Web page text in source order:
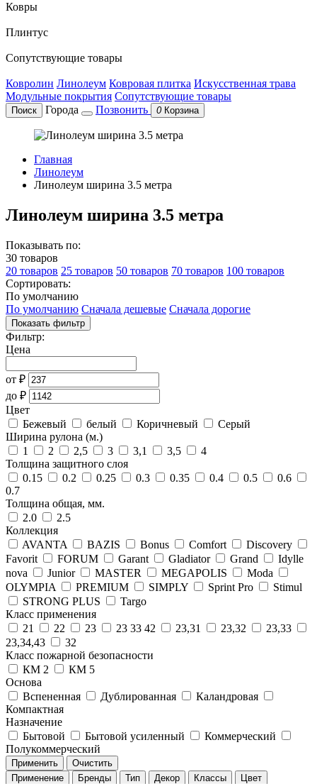
Ковры
Плинтус
Сопутствующие товары
Ковролин Линолеум Ковровая плитка Искусственная трава
Модульные покрытия Сопутствующие товары
Поиск Города Позвонить 0 Корзина
Главная
Линолеум
Линолеум ширина 3.5 метра
Линолеум ширина 3.5 метра
Показывать по:
30 товаров
20 товаров 25 товаров 50 товаров 70 товаров 100 товаров
Сортировать:
По умолчанию
По умолчанию Сначала дешевые Сначала дорогие
Показать фильтр
Фильтр:
Цена
от ₽
до ₽
Цвет
Бежевый
белый Коричневый
Серый
Ширина рулона (м.)
1
2 2,5 3 3,1 3,5
4
Толщина защитного слоя
0.15
0.2 0.25 0.3 0.35 0.4 0.5
0.6
0.7
Толщина общая, мм.
2.0
2.5
Коллекция
AVANTA
BAZIS Bonus Comfort
Discovery
Favorit
FORUM Garant Gladiator Grand
Idylle
nova
Junior MASTER MEGAPOLIS
Moda
OLYMPIA
PREMIUM SIMPLY Sprint Pro
Stimul
STRONG PLUS
Targo
Класс применения
21
22 23 23 33 42 23,31 23,32
23,33
23,34,43
32
Класс пожарной безопасности
КМ 2
КМ 5
Основа
Вспененная
Дублированная
Каландровая
Компактная
Назначение
Бытовой
Бытовой усиленный
Коммерческий
Полукоммерческий
Применить
Очистить
Применение
Бренды Тип Декор Классы
Цвет